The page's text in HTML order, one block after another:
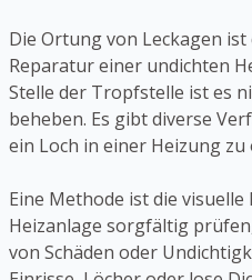
Die Ortung von Leckagen
Reparatur einer undichten
Stelle der Tropfstelle ist es
beheben. Es gibt diverse
ein Loch in einer Heizung zu
Eine Methode ist die
Heizanlage sorgfältig
von Schäden oder